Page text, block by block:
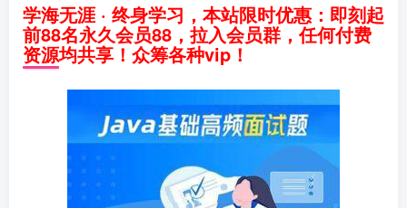
学海无涯 · 终身学习，本站限时优惠：即刻起
前88名永久会员88，拉入会员群，任何付费
资源均共享！众筹各种vip！